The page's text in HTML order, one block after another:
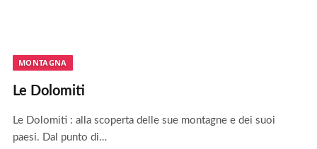
MONTAGNA
Le Dolomiti
Le Dolomiti : alla scoperta delle sue montagne e dei suoi
paesi. Dal punto di…